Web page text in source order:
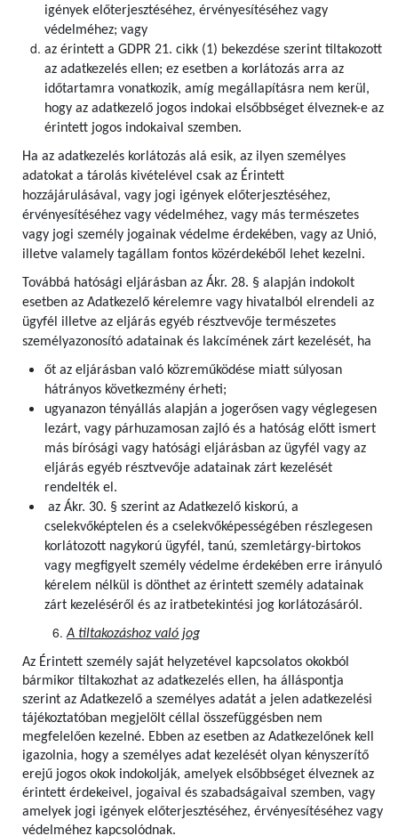
igények előterjesztéséhez, érvényesítéséhez vagy
védelméhez; vagy
az érintett a GDPR 21. cikk (1) bekezdése szerint tiltakozott
az adatkezelés ellen; ez esetben a korlátozás arra az
időtartamra vonatkozik, amíg megállapításra nem kerül,
hogy az adatkezelő jogos indokai elsőbbséget élveznek-e az
érintett jogos indokaival szemben.
Ha az adatkezelés korlátozás alá esik, az ilyen személyes
adatokat a tárolás kivételével csak az Érintett
hozzájárulásával, vagy jogi igények előterjesztéséhez,
érvényesítéséhez vagy védelméhez, vagy más természetes
vagy jogi személy jogainak védelme érdekében, vagy az Unió,
illetve valamely tagállam fontos közérdekéből lehet kezelni.
Továbbá hatósági eljárásban az Ákr. 28. § alapján indokolt
esetben az Adatkezelő kérelemre vagy hivatalból elrendeli az
ügyfél illetve az eljárás egyéb résztvevője természetes
személyazonosító adatainak és lakcímének zárt kezelését, ha
őt az eljárásban való közreműködése miatt súlyosan
hátrányos következmény érheti;
ugyanazon tényállás alapján a jogerősen vagy véglegesen
lezárt, vagy párhuzamosan zajló és a hatóság előtt ismert
más bírósági vagy hatósági eljárásban az ügyfél vagy az
eljárás egyéb résztvevője adatainak zárt kezelését
rendelték el.
az Ákr. 30. § szerint az Adatkezelő kiskorú, a
cselekvőképtelen és a cselekvőképességében részlegesen
korlátozott nagykorú ügyfél, tanú, szemletárgy-birtokos
vagy megfigyelt személy védelme érdekében erre irányuló
kérelem nélkül is dönthet az érintett személy adatainak
zárt kezeléséről és az iratbetekintési jog korlátozásáról.
A tiltakozáshoz való jog
Az Érintett személy saját helyzetével kapcsolatos okokból
bármikor tiltakozhat az adatkezelés ellen, ha álláspontja
szerint az Adatkezelő a személyes adatát a jelen adatkezelési
tájékoztatóban megjelölt céllal összefüggésben nem
megfelelően kezelné. Ebben az esetben az Adatkezelőnek kell
igazolnia, hogy a személyes adat kezelését olyan kényszerítő
erejű jogos okok indokolják, amelyek elsőbbséget élveznek az
érintett érdekeivel, jogaival és szabadságaival szemben, vagy
amelyek jogi igények előterjesztéséhez, érvényesítéséhez vagy
védelméhez kapcsolódnak.